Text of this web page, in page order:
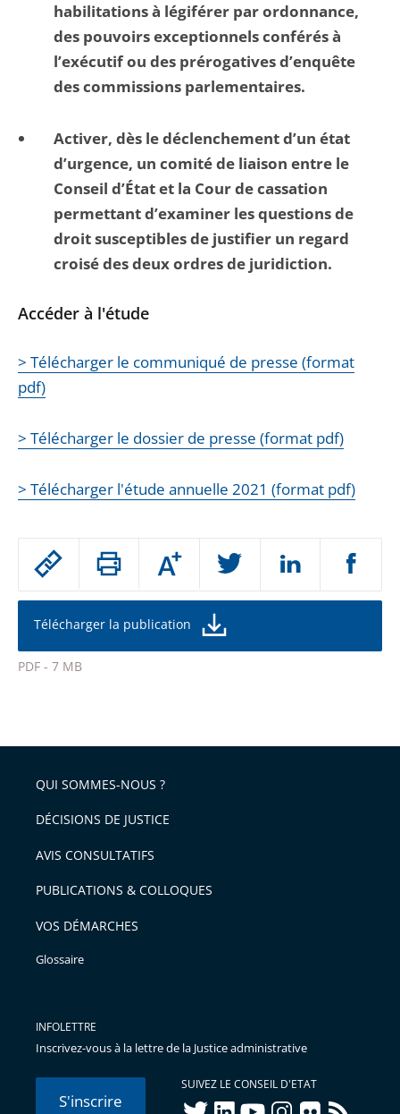
Passer
partage
de
l'article
pour
Augmenter
ou
la
de
police
Télécharger la publication
PDF - 7 MB
l'article
pour
avant
habilitations à légiférer par ordonnance,
des pouvoirs exceptionnels conférés à
l’exécutif ou des prérogatives d’enquête
des commissions parlementaires.
Activer, dès le déclenchement d’un état
d’urgence, un comité de liaison entre le
Conseil d’État et la Cour de cassation
permettant d’examiner les questions de
droit susceptibles de justifier un regard
croisé des deux ordres de juridiction.
Accéder à l'étude
> Télécharger le communiqué de presse (format
pdf)
> Télécharger le dossier de presse (format pdf)
> Télécharger l'étude annuelle 2021 (format pdf)
QUI SOMMES-NOUS ?
DÉCISIONS DE JUSTICE
AVIS CONSULTATIFS
PUBLICATIONS & COLLOQUES
VOS DÉMARCHES
Glossaire
INFOLETTRE
Inscrivez-vous à la lettre de la Justice administrative
S'inscrire
SUIVEZ LE CONSEIL D'ETAT
twitterlinkedInyoutubeinstagram
flickr rss